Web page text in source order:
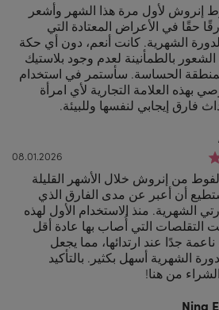
إنروش لأول مرة هذا الشهر وأشعر
حقًا في الأعراض المعتادة التي
الدورة الشهرية. كانت أنعم، دون أي حكة
بالطمأنينة لعدم وجود بلاستيك
الحساسة. سأستمر في استخدام
بهذه العلامة التجارية لأي امرأة
فارق إيجابي لنفسها وللبيئة.
08.01.2026
من إنروش خلال الأشهر القليلة
أن أعبر عن مدى الفارق الذي
الشهرية. منذ الاستخدام الأول لهذه
التقلصات التي أُصاب بها عادة أقل
ناعمة جدًا عند ارتدائها، مما يجعل
الشهرية أسهل بكثير. بالتأكيد
من هنا!
Nina